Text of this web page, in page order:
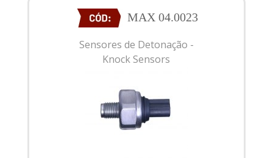
MAX 04.0023
Sensores de Detonação -
Knock Sensors